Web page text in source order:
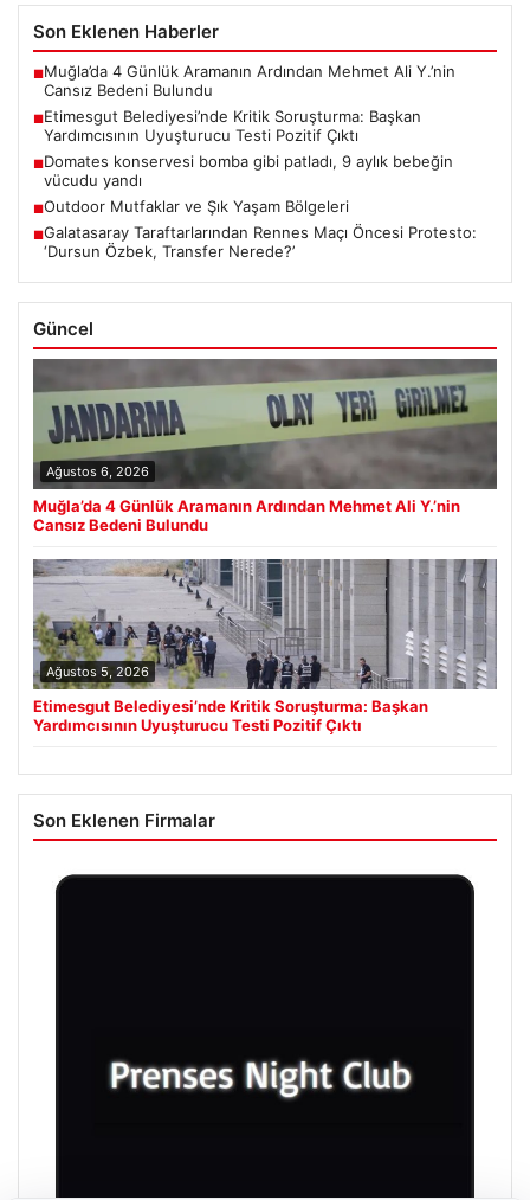
Son Eklenen Haberler
■Muğla’da 4 Günlük Aramanın Ardından Mehmet Ali Y.’nin
Cansız Bedeni Bulundu
■Etimesgut Belediyesi’nde Kritik Soruşturma: Başkan
Yardımcısının Uyuşturucu Testi Pozitif Çıktı
■Domates konservesi bomba gibi patladı, 9 aylık bebeğin
vücudu yandı
■Outdoor Mutfaklar ve Şık Yaşam Bölgeleri
■Galatasaray Taraftarlarından Rennes Maçı Öncesi Protesto:
‘Dursun Özbek, Transfer Nerede?’
Güncel
Ağustos 6, 2026
Muğla’da 4 Günlük Aramanın Ardından Mehmet Ali Y.’nin
Cansız Bedeni Bulundu
Ağustos 5, 2026
Etimesgut Belediyesi’nde Kritik Soruşturma: Başkan
Yardımcısının Uyuşturucu Testi Pozitif Çıktı
Son Eklenen Firmalar